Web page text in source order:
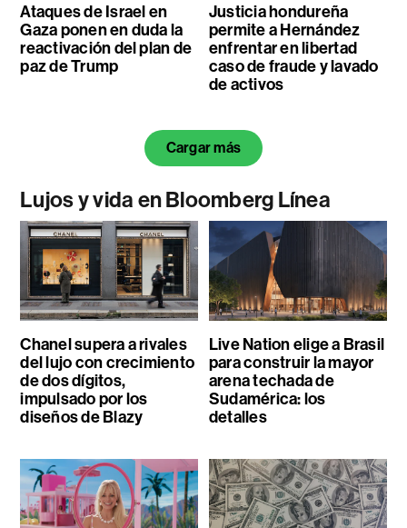
Ataques de Israel en
Gaza ponen en duda la
reactivación del plan de
paz de Trump
Justicia hondureña
permite a Hernández
enfrentar en libertad
caso de fraude y lavado
de activos
Cargar más
Lujos y vida en Bloomberg Línea
Chanel supera a rivales
del lujo con crecimiento
de dos dígitos,
impulsado por los
diseños de Blazy
Live Nation elige a Brasil
para construir la mayor
arena techada de
Sudamérica: los
detalles